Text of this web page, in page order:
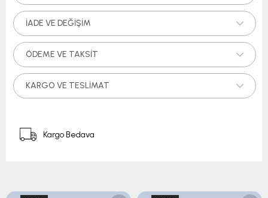
İADE VE DEĞIŞIM
ÖDEME VE TAKSIT
KARGO VE TESLIMAT
Kargo Bedava